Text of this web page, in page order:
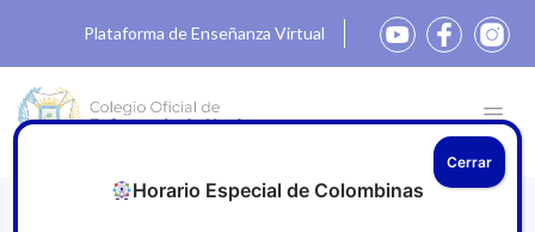
Plataforma de Enseñanza Virtual
Horario Especial de Colombinas
Cerrar